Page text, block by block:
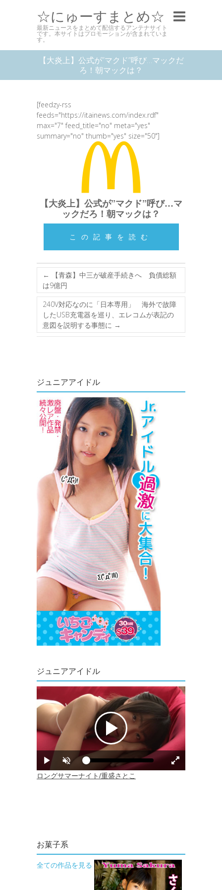
☆にゅーすまとめ☆
最新ニュースをまとめて配信するアンテナサイト
です。本サイトはプロモーションが含まれていま
す。
【大炎上】公式が”マクド”呼び…マックだ
ろ！朝マックは？
[feedzy-rss
feeds="https://itainews.com/index.rdf"
max="7" feed_title="no" meta="yes"
summary="no" thumb="yes" size="50"]
【大炎上】公式が”マクド”呼び…マ
ックだろ！朝マックは？
この記事を読む
←
【青森】中三が破産手続きへ 負債総額
は9億円
240V対応なのに「日本専用」 海外で故障
したUSB充電器を巡り、エレコムが表記の
意図を説明する事態に →
ジュニアアイドル
ジュニアアイドル
お菓子系
全ての作品を見る